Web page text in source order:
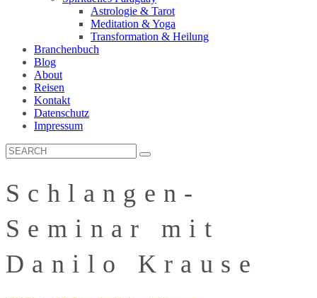
Astrologie & Tarot
Meditation & Yoga
Transformation & Heilung
Branchenbuch
Blog
About
Reisen
Kontakt
Datenschutz
Impressum
Schlangen-
Seminar mit
Danilo Krause